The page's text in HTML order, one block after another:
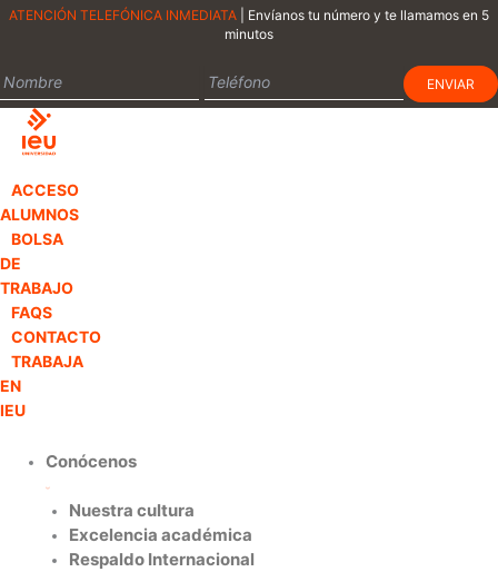
ATENCIÓN TELEFÓNICA INMEDIATA | Envíanos tu número y te llamamos en 5
minutos
ACCESO
ALUMNOS
BOLSA
DE
TRABAJO
FAQS
CONTACTO
TRABAJA
EN
IEU
Conócenos
Nuestra cultura
Excelencia académica
Respaldo Internacional